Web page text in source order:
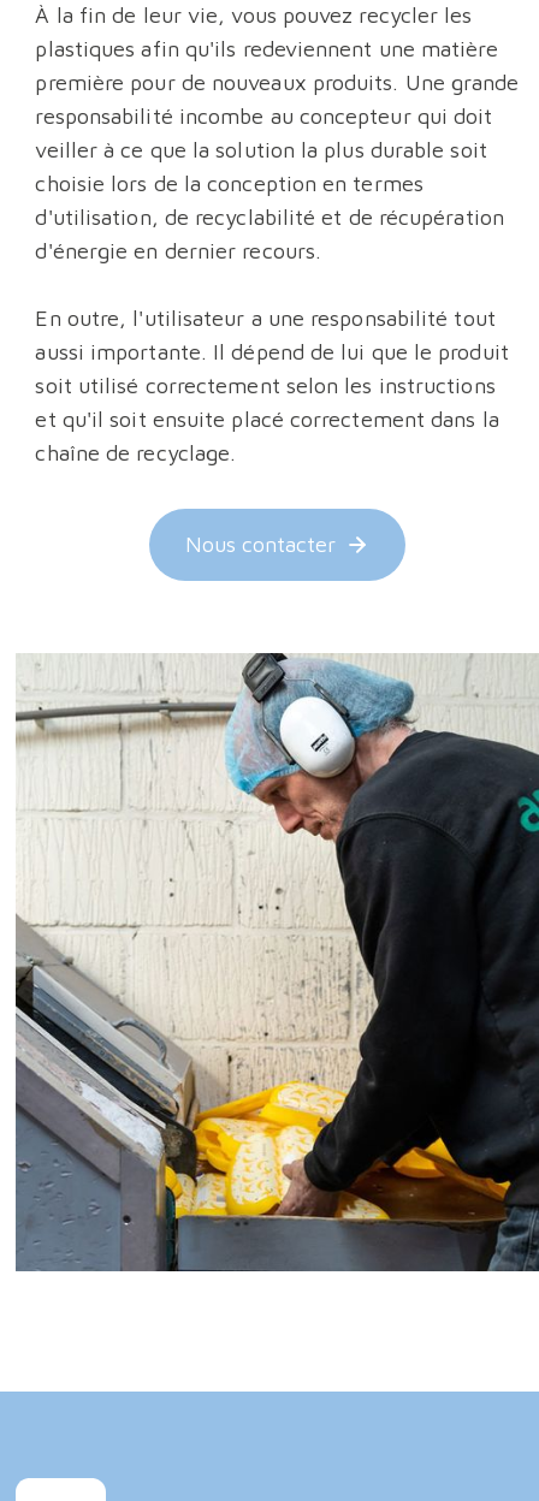
À la fin de leur vie, vous pouvez recycler les
plastiques afin qu'ils redeviennent une matière
première pour de nouveaux produits. Une grande
responsabilité incombe au concepteur qui doit
veiller à ce que la solution la plus durable soit
choisie lors de la conception en termes
d'utilisation, de recyclabilité et de récupération
d'énergie en dernier recours.
En outre, l'utilisateur a une responsabilité tout
aussi importante. Il dépend de lui que le produit
soit utilisé correctement selon les instructions
et qu'il soit ensuite placé correctement dans la
chaîne de recyclage.
Nous contacter